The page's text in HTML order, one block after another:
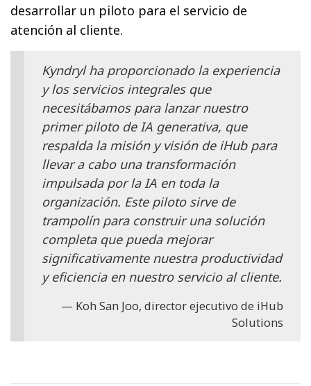
desarrollar un piloto para el servicio de
atención al cliente.
Kyndryl ha proporcionado la experiencia
y los servicios integrales que
necesitábamos para lanzar nuestro
primer piloto de IA generativa, que
respalda la misión y visión de iHub para
llevar a cabo una transformación
impulsada por la IA en toda la
organización. Este piloto sirve de
trampolín para construir una solución
completa que pueda mejorar
significativamente nuestra productividad
y eficiencia en nuestro servicio al cliente.
Koh San Joo, director ejecutivo de iHub
Solutions